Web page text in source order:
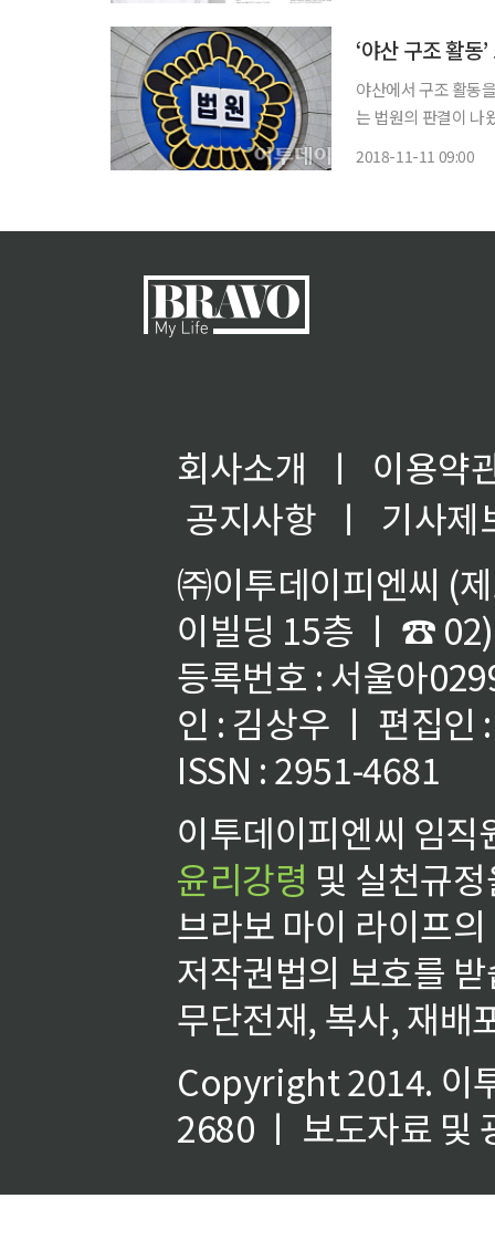
‘야산 구조 활
야산에서 구조 활동
는 법원의 판결이 나왔다. 서울행정법원 행정1단독 하석찬 판사는 소방공무
2018-11-11 09:00
회사소개 ㅣ
이용약
공지사항
ㅣ
기사제
㈜이투데이피엔씨 (
이빌딩 15층 ㅣ ☎
등록번호 : 서울아
인 : 김상우 ㅣ 편집인
ISSN : 2951-4681
이투데이피엔씨 임
윤리강령 및 실천규
브라보 마이 라이프
저작권법의 보호를
무단전재, 복사, 재배
Copyright 2014. 이
2680 ㅣ 보도자료